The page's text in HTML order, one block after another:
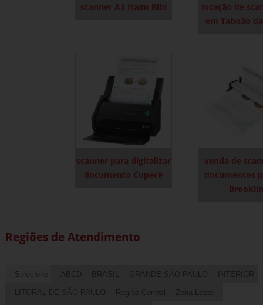
scanner A3 Itaim Bibi
locação de
em Taboão
scanner para digitalizar
documento Cupecê
venda de
documentos
Brooklin
Regiões de Atendimento
Selecione: ABCD BRASIL GRANDE SÃO PAULO INTERIOR
LITORAL DE SÃO PAULO Região Central Zona Leste